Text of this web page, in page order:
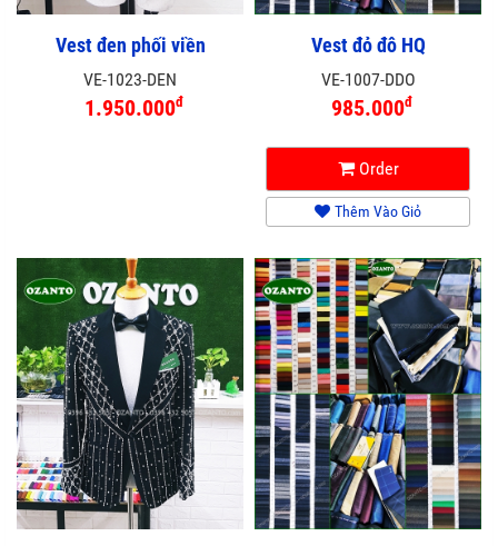
Vest đen phối viền
VE-1023-DEN
1.950.000đ
Vest đỏ đô HQ
VE-1007-DDO
985.000đ
Order
Thêm Vào Giỏ